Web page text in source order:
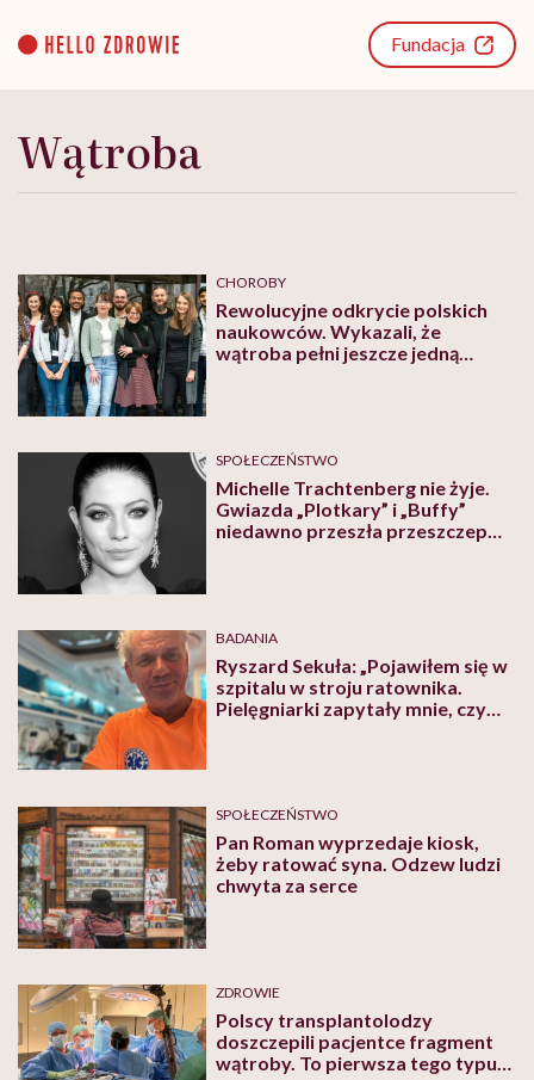
content
Fundacja
Wątroba
CHOROBY
Rewolucyjne odkrycie polskich
naukowców. Wykazali, że
wątroba pełni jeszcze jedną
SPOŁECZEŃSTWO
Michelle Trachtenberg nie żyje.
Gwiazda „Plotkary” i „Buffy”
niedawno przeszła przeszczep
BADANIA
Ryszard Sekuła: „Pojawiłem się w
szpitalu w stroju ratownika.
Pielęgniarki zapytały mnie, czy
SPOŁECZEŃSTWO
Pan Roman wyprzedaje kiosk,
żeby ratować syna. Odzew ludzi
chwyta za serce
ZDROWIE
Polscy transplantolodzy
doszczepili pacjentce fragment
wątroby. To pierwsza tego typu